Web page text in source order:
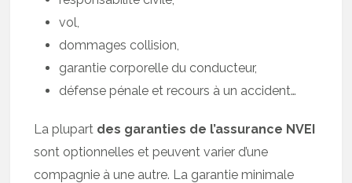
vol,
dommages collision,
garantie corporelle du conducteur,
défense pénale et recours à un accident…
La plupart des garanties de l’assurance NVEI
sont optionnelles et peuvent varier d’une
compagnie à une autre. La garantie minimale